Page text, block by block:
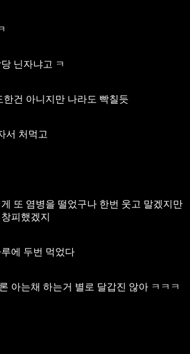
닌자냐고 ㅋ
한건 아니지만 나라도 빡칠듯
서 처먹고
또 염병을 떨었구나 한번 웃고 말겠지만
피했겠지
에 두번 먹었다
아는채 하는거 별로 달갑진 않아 ㅋㅋㅋ